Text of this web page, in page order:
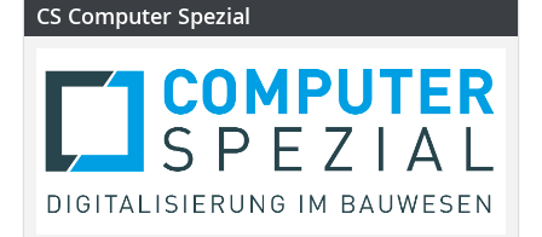
CS Computer Spezial